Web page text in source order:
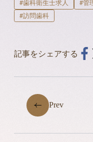
#歯科衛生士求人
#管
#訪問歯科
記事をシェアする
Prev